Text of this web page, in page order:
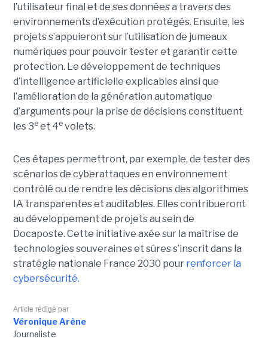
l’utilisateur final et de ses données a travers des
environnements d’exécution protégés. Ensuite, les
projets s’appuieront sur l’utilisation de jumeaux
numériques pour pouvoir tester et garantir cette
protection. Le développement de techniques
d’intelligence artificielle explicables ainsi que
l’amélioration de la génération automatique
d’arguments pour la prise de décisions constituent
les 3eet 4evolets.
Ces étapes permettront, par exemple, de tester des
scénarios de cyberattaques en environnement
contrôlé ou de rendre les décisions des algorithmes
IA transparentes et auditables. Elles contribueront
au développement de projets au sein de
Docaposte. Cette initiative axée sur la maîtrise de
technologies souveraines et sûres s’inscrit dans la
stratégie nationale France 2030 pour renforcer la
cybersécurité.
Article rédigé par
Véronique Arène
Journaliste